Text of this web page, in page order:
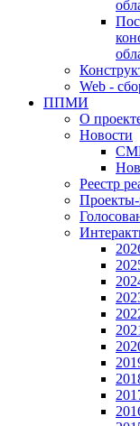
Web -
ППМИ
О
Новости
Реестр
Проекты-